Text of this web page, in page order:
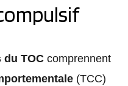
TOCcomprennent
(TCC)